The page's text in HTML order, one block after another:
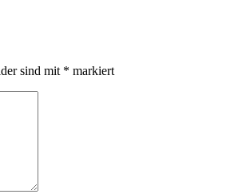
sind mit * markiert